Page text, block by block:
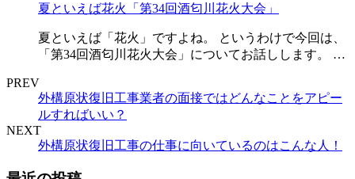
夏といえば花火「第34回酒匂川花火大会」
夏といえば「花火」ですよね。 というわけで今回は、
「第34回酒匂川花火大会」についてお話しします。 …
PREV
外構原状復旧工事業者の面接ではどんなことをアピー
ルすればいい？
NEXT
外構原状復旧工事の仕事に向いているのはこんな人！